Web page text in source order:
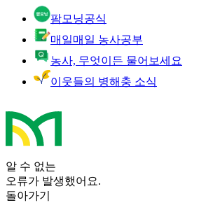
팜모닝공식
매일매일 농사공부
농사, 무엇이든 물어보세요
이웃들의 병해충 소식
알 수 없는
오류가 발생했어요.
돌아가기